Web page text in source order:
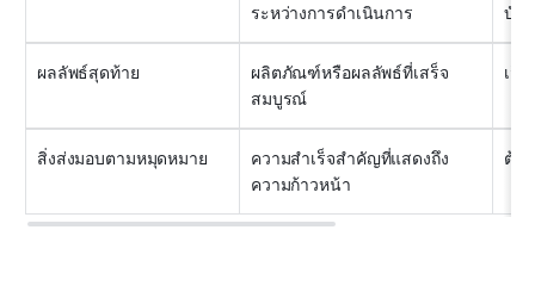
ระหว่างการดำเนินการ
บัน
ผลลัพธ์สุดท้าย
ผลิตภัณฑ์หรือผลลัพธ์ที่เสร็จ
สมบูรณ์
เว็
สิ่งส่งมอบตามหมุดหมาย
ความสำเร็จสำคัญที่แสดงถึง
ความก้าวหน้า
ต้น